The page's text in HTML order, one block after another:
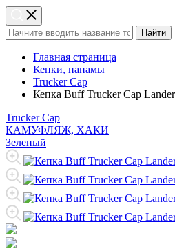
Найти
Главная страница
Кепки, панамы
Trucker Cap
Кепка Buff Trucker Cap
Trucker Cap
КАМУФЛЯЖ, ХАКИ
Зеленый